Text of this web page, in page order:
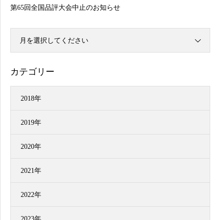
第65回全国品評大会中止のお知らせ
月を選択してください
カテゴリー
2018年
2019年
2020年
2021年
2022年